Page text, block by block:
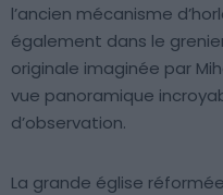
l’ancien mécanisme
également dans le
originale imaginée par
vue panoramique
d’observation.
La grande église